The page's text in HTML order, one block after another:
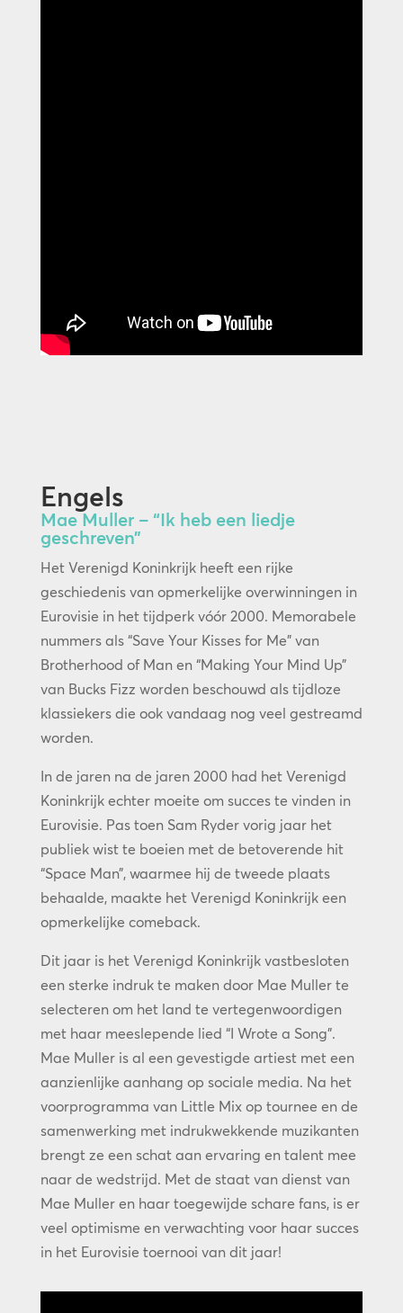
Engels
Mae Muller – “Ik heb een liedje
geschreven”
Het Verenigd Koninkrijk heeft een rijke
geschiedenis van opmerkelijke overwinningen in
Eurovisie in het tijdperk vóór 2000. Memorabele
nummers als “Save Your Kisses for Me” van
Brotherhood of Man en “Making Your Mind Up”
van Bucks Fizz worden beschouwd als tijdloze
klassiekers die ook vandaag nog veel gestreamd
worden.
In de jaren na de jaren 2000 had het Verenigd
Koninkrijk echter moeite om succes te vinden in
Eurovisie. Pas toen Sam Ryder vorig jaar het
publiek wist te boeien met de betoverende hit
“Space Man”, waarmee hij de tweede plaats
behaalde, maakte het Verenigd Koninkrijk een
opmerkelijke comeback.
Dit jaar is het Verenigd Koninkrijk vastbesloten
een sterke indruk te maken door Mae Muller te
selecteren om het land te vertegenwoordigen
met haar meeslepende lied “I Wrote a Song”.
Mae Muller is al een gevestigde artiest met een
aanzienlijke aanhang op sociale media. Na het
voorprogramma van Little Mix op tournee en de
samenwerking met indrukwekkende muzikanten
brengt ze een schat aan ervaring en talent mee
naar de wedstrijd. Met de staat van dienst van
Mae Muller en haar toegewijde schare fans, is er
veel optimisme en verwachting voor haar succes
in het Eurovisie toernooi van dit jaar!